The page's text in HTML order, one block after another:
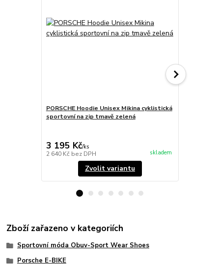
PORSCHE Hoodie Unisex Mikina cyklistická
sportovní na zip tmavě zelená
3 195 Kč/ks
2 640 Kč bez DPH skladem
Zvolit variantu
Zboží zařazeno v kategoriích
Sportovní móda Obuv-Sport Wear Shoes
Porsche E-BIKE